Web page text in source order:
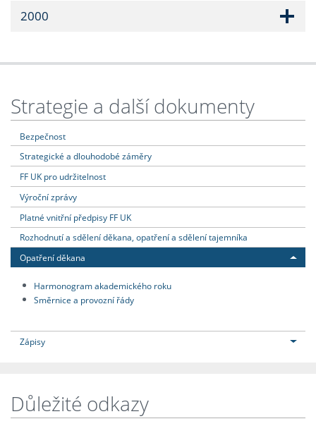
2000
Strategie a další dokumenty
Bezpečnost
Strategické a dlouhodobé záměry
FF UK pro udržitelnost
Výroční zprávy
Platné vnitřní předpisy FF UK
Rozhodnutí a sdělení děkana, opatření a sdělení tajemníka
Opatření děkana
Harmonogram akademického roku
Směrnice a provozní řády
Zápisy
Důležité odkazy